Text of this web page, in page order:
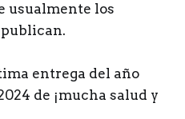
usualmente los
entrega del año
de ¡mucha salud y